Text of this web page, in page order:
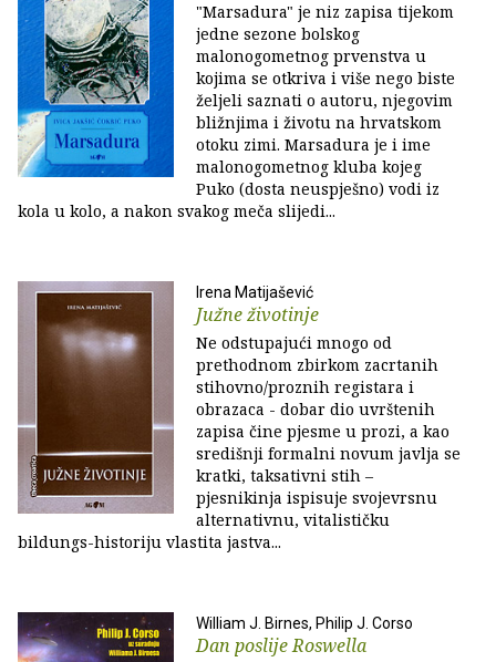
"Marsadura" je niz zapisa tijekom
jedne sezone bolskog
malonogometnog prvenstva u
kojima se otkriva i više nego biste
željeli saznati o autoru, njegovim
bližnjima i životu na hrvatskom
otoku zimi. Marsadura je i ime
malonogometnog kluba kojeg
Puko (dosta neuspješno) vodi iz
kola u kolo, a nakon svakog meča slijedi...
Irena Matijašević
Južne životinje
Ne odstupajući mnogo od
prethodnom zbirkom zacrtanih
stihovno/proznih registara i
obrazaca - dobar dio uvrštenih
zapisa čine pjesme u prozi, a kao
središnji formalni novum javlja se
kratki, taksativni stih –
pjesnikinja ispisuje svojevrsnu
alternativnu, vitalističku
bildungs-historiju vlastita jastva...
William J. Birnes, Philip J. Corso
Dan poslije Roswella